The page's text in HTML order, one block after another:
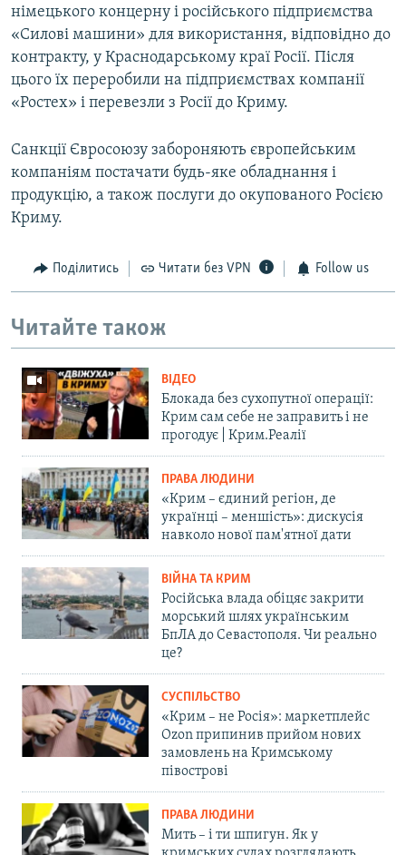
німецького концерну і російського підприємства
«Силові машини» для використання, відповідно до
контракту, у Краснодарському краї Росії. Після
цього їх переробили на підприємствах компанії
«Ростех» і перевезли з Росії до Криму.
Санкції Євросоюзу забороняють європейським
компаніям постачати будь-яке обладнання і
продукцію, а також послуги до окупованого Росією
Криму.
Поділитись Читати без VPN Follow us
Читайте також
ВІДЕО
Блокада без сухопутної операції:
Крим сам себе не заправить і не
прогодує | Крим.Реалії
ПРАВА ЛЮДИНИ
«Крим – єдиний регіон, де
українці – меншість»: дискусія
навколо нової пам'ятної дати
ВІЙНА ТА КРИМ
Російська влада обіцяє закрити
морський шлях українським
БпЛА до Севастополя. Чи реально
це?
СУСПІЛЬСТВО
«Крим – не Росія»: маркетплейс
Ozon припинив прийом нових
замовлень на Кримському
півострові
ПРАВА ЛЮДИНИ
Мить – і ти шпигун. Як у